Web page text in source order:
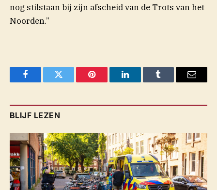
nog stilstaan bij zijn afscheid van de Trots van het
Noorden.”
FacebookTwitter Pinterest LinkedInTumblr Email
BLIJF LEZEN